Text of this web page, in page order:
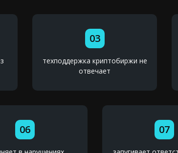
03
техподдержка криптобиржи не
отвечает
06 07